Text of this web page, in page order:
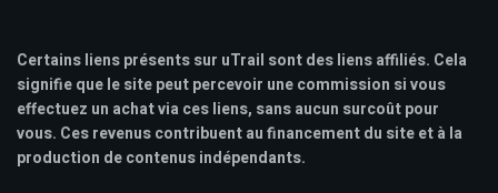
Certains liens présents sur uTrail sont des liens affiliés. Cela
signifie que le site peut percevoir une commission si vous
effectuez un achat via ces liens, sans aucun surcoût pour
vous. Ces revenus contribuent au financement du site et à la
production de contenus indépendants.